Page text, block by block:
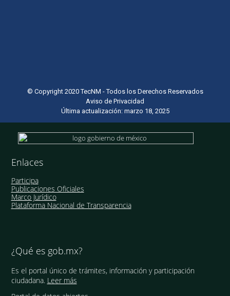
© Copyright 2020 TecNM - Todos los Derechos Reservados
Aviso de Privacidad
Última actualización: marzo 18, 2025
Enlaces
Participa
Publicaciones Oficiales
Marco Jurídico
Plataforma Nacional de Transparencia
¿Qué es gob.mx?
Es el portal único de trámites, información y participación
ciudadana. Leer más